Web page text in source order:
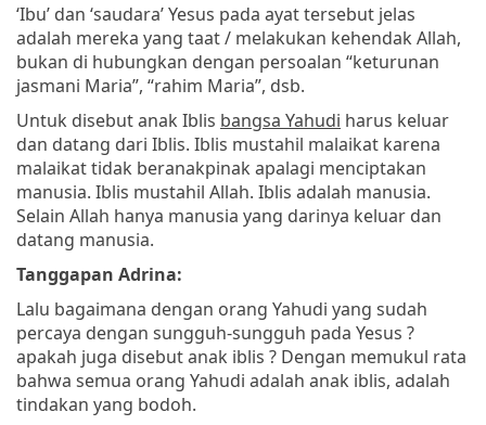
‘Ibu’ dan ‘saudara’ Yesus pada ayat tersebut jelas
adalah mereka yang taat / melakukan kehendak Allah,
bukan di hubungkan dengan persoalan “keturunan
jasmani Maria”, “rahim Maria”, dsb.
Untuk disebut anak Iblis bangsa Yahudi harus keluar
dan datang dari Iblis. Iblis mustahil malaikat karena
malaikat tidak beranakpinak apalagi menciptakan
manusia. Iblis mustahil Allah. Iblis adalah manusia.
Selain Allah hanya manusia yang darinya keluar dan
datang manusia.
Tanggapan Adrina:
Lalu bagaimana dengan orang Yahudi yang sudah
percaya dengan sungguh-sungguh pada Yesus ?
apakah juga disebut anak iblis ? Dengan memukul rata
bahwa semua orang Yahudi adalah anak iblis, adalah
tindakan yang bodoh.